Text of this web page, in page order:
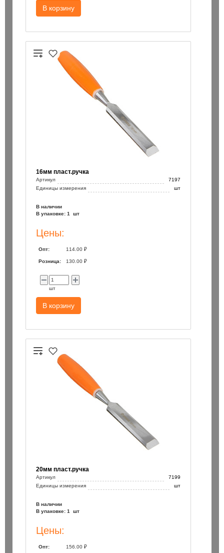
В корзину
16мм пласт.ручка
Артикул
7197
Единицы измерения
шт
В наличии
В упаковке: 1 шт
Цены:
Опт: 114.00 ₽
Розница: 130.00 ₽
шт
В корзину
20мм пласт.ручка
Артикул
7199
Единицы измерения
шт
В наличии
В упаковке: 1 шт
Цены:
Опт: 156.00 ₽